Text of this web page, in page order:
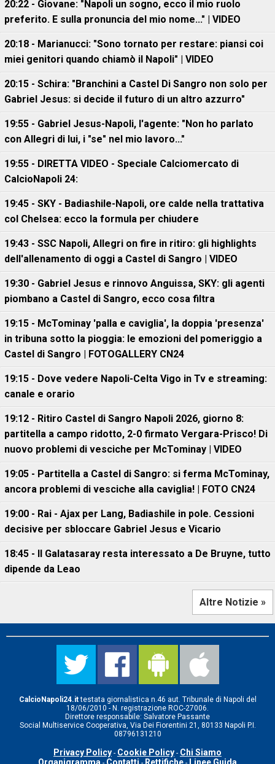
20:22 - Giovane: "Napoli un sogno, ecco il mio ruolo
preferito. E sulla pronuncia del mio nome..." | VIDEO
20:18 - Marianucci: "Sono tornato per restare: piansi coi
miei genitori quando chiamò il Napoli" | VIDEO
20:15 - Schira: "Branchini a Castel Di Sangro non solo per
Gabriel Jesus: si decide il futuro di un altro azzurro"
19:55 - Gabriel Jesus-Napoli, l'agente: "Non ho parlato
con Allegri di lui, i "se" nel mio lavoro..."
19:55 - DIRETTA VIDEO - Speciale Calciomercato di
CalcioNapoli 24:
19:45 - SKY - Badiashile-Napoli, ore calde nella trattativa
col Chelsea: ecco la formula per chiudere
19:43 - SSC Napoli, Allegri on fire in ritiro: gli highlights
dell'allenamento di oggi a Castel di Sangro | VIDEO
19:30 - Gabriel Jesus e rinnovo Anguissa, SKY: gli agenti
piombano a Castel di Sangro, ecco cosa filtra
19:15 - McTominay 'palla e caviglia', la doppia 'presenza'
in tribuna sotto la pioggia: le emozioni del pomeriggio a
Castel di Sangro | FOTOGALLERY CN24
19:15 - Dove vedere Napoli-Celta Vigo in Tv e streaming:
canale e orario
19:12 - Ritiro Castel di Sangro Napoli 2026, giorno 8:
partitella a campo ridotto, 2-0 firmato Vergara-Prisco! Di
nuovo problemi di vesciche per McTominay | VIDEO
19:05 - Partitella a Castel di Sangro: si ferma McTominay,
ancora problemi di vesciche alla caviglia! | FOTO CN24
19:00 - Rai - Ajax per Lang, Badiashile in pole. Cessioni
decisive per sbloccare Gabriel Jesus e Vicario
18:45 - Il Galatasaray resta interessato a De Bruyne, tutto
dipende da Leao
Altre Notizie »
CalcioNapoli24.ittestata giornalistica n.46 aut. Tribunale di Napoli del
18/06/2010 - N. registrazione ROC-27006.
Direttore responsabile: Salvatore Passante
Social Multiservice Cooperativa, Via Dei Fiorentini 21, 80133 Napoli P.I.
08796131210
Privacy Policy - Cookie Policy - Chi Siamo